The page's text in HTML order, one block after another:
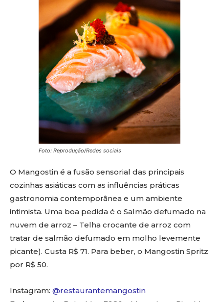
Foto: Reprodução/Redes sociais
O Mangostin é a fusão sensorial das principais
cozinhas asiáticas com as influências práticas
gastronomia contemporânea e um ambiente
intimista. Uma boa pedida é o Salmão defumado na
nuvem de arroz – Telha crocante de arroz com
tratar de salmão defumado em molho levemente
picante). Custa R$ 71. Para beber, o Mangostin Spritz
por R$ 50.
Instagram: @restaurantemangostin